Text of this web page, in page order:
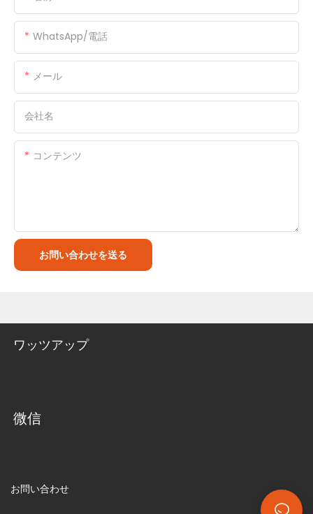
WhatsApp/電話
メール
会社名
コンテンツ
お問い合わせを送る
ワッツアップ
微信
お問い合わせ